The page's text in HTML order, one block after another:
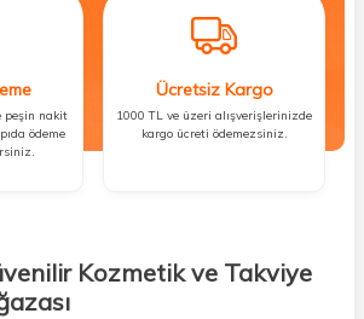
peşin nakit
ödeme
Ücretsiz Kargo
1000 TL ve üzeri alışverişlerinizde
kargo ücreti ödemezsiniz.
Kozmetik ve Takviye